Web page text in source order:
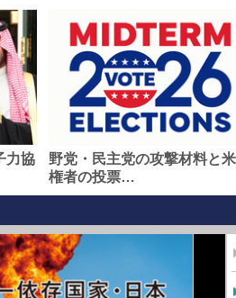
力協
野党・民主党の攻撃材料と
権者の投票…